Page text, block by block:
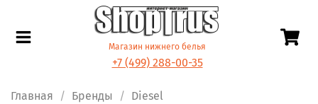
Магазин нижнего белья
+7 (499) 288-00-35
Главная Бренды Diesel